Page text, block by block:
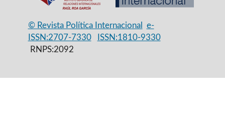
© Revista Política Internacional
e-
ISSN:2707-7330
ISSN:1810-9330
RNPS:2092